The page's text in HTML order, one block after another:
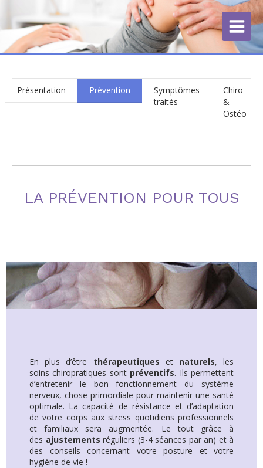
Présentation Prévention
Symptômes
traités
Chiro
&
Ostéo
LA PRÉVENTION POUR TOUS
En plus d’être thérapeutiques et naturels, les
soins chiropratiques sont préventifs. Ils permettent
d’entretenir le bon fonctionnement du système
nerveux, chose primordiale pour maintenir une santé
optimale. La capacité de résistance et d’adaptation
de votre corps aux stress quotidiens professionnels
et familiaux sera augmentée. Le tout grâce à
des ajustements réguliers (3-4 séances par an) et à
des conseils concernant votre posture et votre
hygiène de vie !